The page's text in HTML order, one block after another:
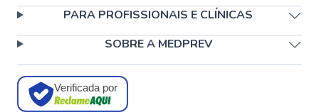
PARA PROFISSIONAIS E CLÍNICAS
SOBRE A MEDPREV
Verificada por